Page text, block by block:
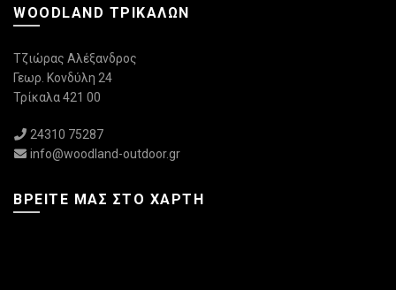
WOODLAND ΤΡΙΚΆΛΩΝ
Τζιώρας Αλέξανδρος
Γεωρ. Κονδύλη 24
Τρίκαλα 421 00
24310 75287
info@woodland-outdoor.gr
ΒΡΕΊΤΕ ΜΑΣ ΣΤΟ ΧΆΡΤΗ